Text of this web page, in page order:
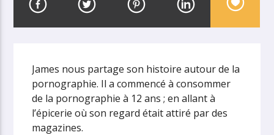
James nous partage son histoire autour de la
pornographie. Il a commencé à consommer
de la pornographie à 12 ans ; en allant à
l’épicerie où son regard était attiré par des
magazines.